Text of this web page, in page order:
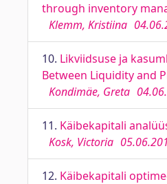
through inventory
Klemm, Kristiina
10. Likviidsuse ja
Between Liquidity and
Kondimäe, Greta
11. Käibekapitali
Kosk, Victoria
12. Käibekapitali